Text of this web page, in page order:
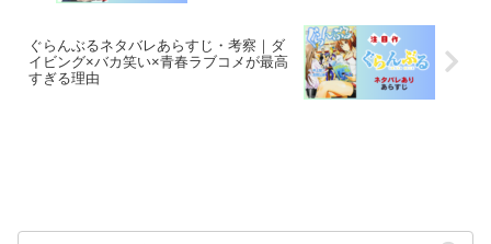
ぐらんぶるネタバレあらすじ・考察｜ダ
イビング×バカ笑い×青春ラブコメが最高
すぎる理由